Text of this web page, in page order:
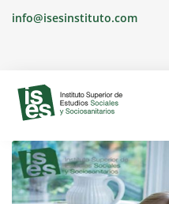
Skipinfo@isesinstituto.com